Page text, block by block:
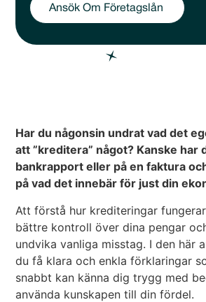
Ansök Om Företagslån
Har du någonsin undrat vad det
att ”kreditera” något? Kanske har
bankrapport eller på en faktura
på vad det innebär för just din
Att förstå hur krediteringar
bättre kontroll över dina pengar
undvika vanliga misstag. I den här
du få klara och enkla förklaringar
snabbt kan känna dig trygg med
använda kunskapen till din fördel.